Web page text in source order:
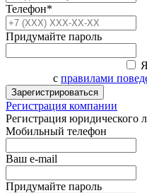
Телефон*
Придумайте пароль
с правилами
Зарегистрироваться
Регистрация компании
Регистрация юридического
Мобильный телефон
Ваш e-mail
Придумайте пароль